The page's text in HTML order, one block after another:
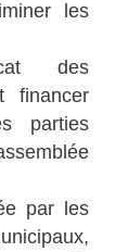
les
des
financer
parties
par les